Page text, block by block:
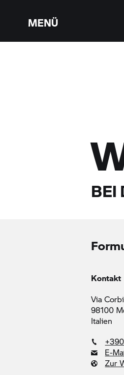
MENÜ
BEI
Kontakt
Via
98100
Italien
E-
Zur